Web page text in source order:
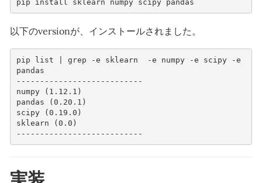
以下のversionが、インストールされました。
pip list | grep -e sklearn  -e numpy -e scipy -e
pandas
---------------------------
numpy (1.12.1)
pandas (0.20.1)
scipy (0.19.0)
sklearn (0.0)